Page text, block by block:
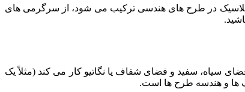
کلاسیک در طرح‌ های هندسی ترکیب می‌ شود، از سرگرمی‌ های
سیاه، سفید و فضای شفاف یا نگاتیو کار می کند (مثلاً یک
ها و هندسه طرح ها است.